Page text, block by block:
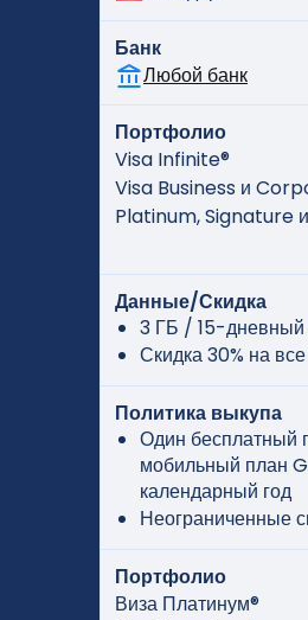
Банк
Любой банк
Портфолио
Visa Infinite®
Visa Business и
Platinum, Signature
Данные/Скидка
3 ГБ / 15-дневный
Скидка 30% на
Политика выкупа
Один бесплатный
мобильный план
календарный год
Неограниченные
Портфолио
Виза Платинум®